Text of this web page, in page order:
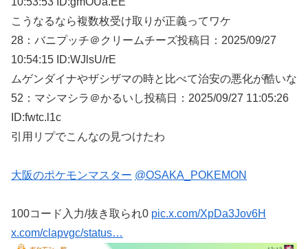
こうなるなら複数枚受け取りが正義ってワケ
28： バニプッチ＠クリームチーズ投稿日：2025/09/27
10:54:15 ID:WJlsU/rE
ムゲンダイナやザシザマの時と比べて治安の悪化が酷いな
52： マシマシラ＠かるいし投稿日：2025/09/27 11:05:26
ID:fwtc.l1c
引用リプでこんなの見つけたわ
大阪のポケモンマスター @OSAKA_POKEMON
100コード入力/抜き取られ0 pic.x.com/XpDa3Jov6H
x.com/clapvgc/status…